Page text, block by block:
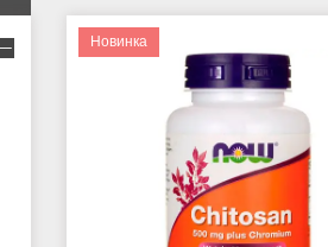
Новинка